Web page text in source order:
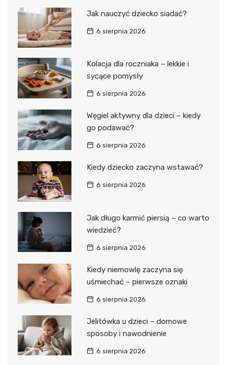
Jak nauczyć dziecko siadać?
6 sierpnia 2026
Kolacja dla roczniaka – lekkie i
sycące pomysły
6 sierpnia 2026
Węgiel aktywny dla dzieci – kiedy
go podawać?
6 sierpnia 2026
Kiedy dziecko zaczyna wstawać?
6 sierpnia 2026
Jak długo karmić piersią – co warto
wiedzieć?
6 sierpnia 2026
Kiedy niemowlę zaczyna się
uśmiechać – pierwsze oznaki
6 sierpnia 2026
Jelitówka u dzieci – domowe
sposoby i nawodnienie
6 sierpnia 2026